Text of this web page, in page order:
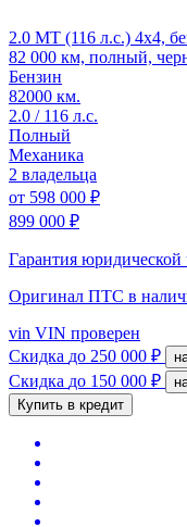
2.0 MT (116 л.с.) 4x4,
82 000 км, полный,
Бензин
82000 км.
2.0 / 116 л.с.
Полный
Механика
2 владельца
от 598 000 ₽
899 000 ₽
Гарантия юридической
Оригинал ПТС в
vin VIN проверен
Скидка до 250 000 ₽
Скидка до 150 000 ₽
Купить в кредит